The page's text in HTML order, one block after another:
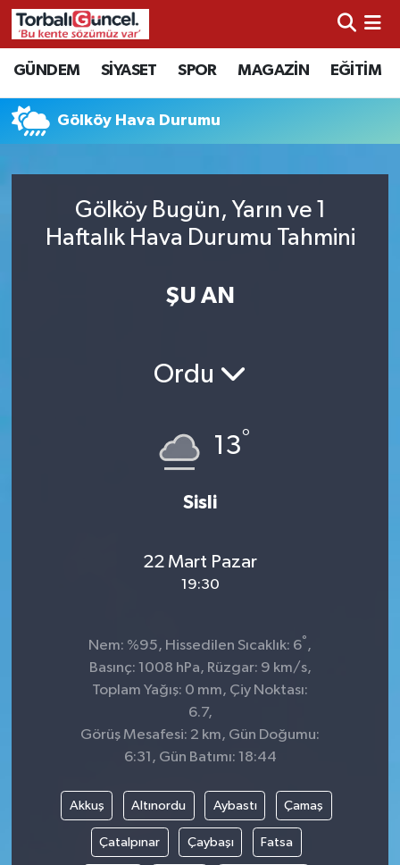
GÜNDEM SİYASET SPOR MAGAZİN EĞİTİM
Gölköy Hava Durumu
Gölköy Bugün, Yarın ve 1
Haftalık Hava Durumu Tahmini
ŞU AN
Ordu
13°
Sisli
22 Mart Pazar
19:30
Nem: %95, Hissedilen Sıcaklık: 6° ,
Basınç: 1008 hPa, Rüzgar: 9 km/s,
Toplam Yağış: 0 mm, Çiy Noktası:
6.7,
Görüş Mesafesi: 2 km, Gün Doğumu:
6:31, Gün Batımı: 18:44
Akkuş Altınordu Aybastı Çamaş
Çatalpınar Çaybaşı Fatsa
İzmir Nöbetçi Eczaneler
İzmir Hava Durumu
İzmir Trafik Yoğunluk Haritası
Süper Lig Puan Durumu ve Fikstür